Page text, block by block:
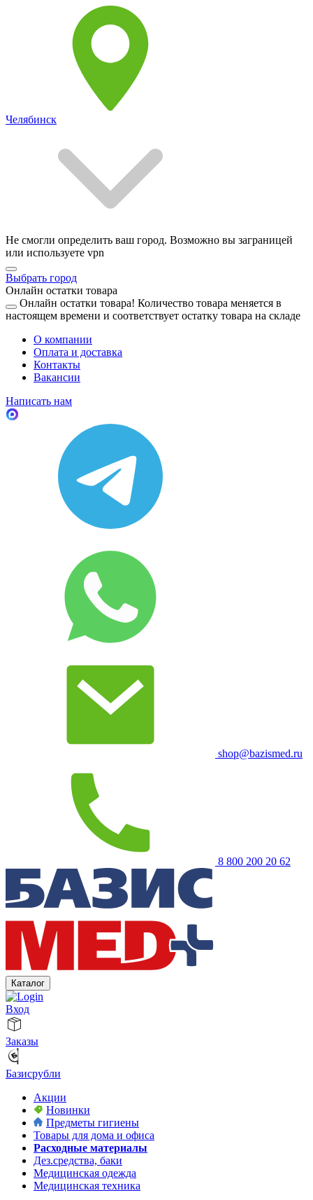
Челябинск
Не смогли определить ваш город. Возможно вы заграницей
или используете vpn
Выбрать город
Онлайн остатки товара
Онлайн остатки товара! Количество товара меняется в
настоящем времени и соответствует остатку товара на складе
О компании
Оплата и доставка
Контакты
Вакансии
Написать нам
shop@bazismed.ru
8 800 200 20 62
Каталог
Вход
Заказы
Базисрубли
Акции
Новинки
Предметы гигиены
Товары для дома и офиса
Расходные материалы
Дез.средства, баки
Медицинская одежда
Медицинская техника